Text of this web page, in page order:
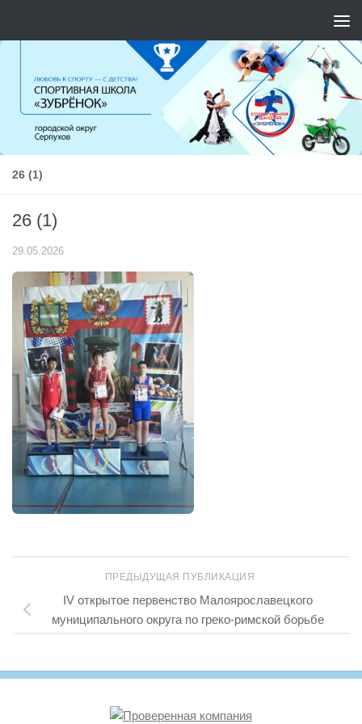
26 (1)
26 (1)
29.05.2026
ПРЕДЫДУЩАЯ ПУБЛИКАЦИЯ
IV открытое первенство Малоярославецкого
муниципального округа по греко-римской борьбе